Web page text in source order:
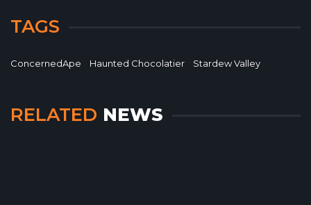
TAGS
ConcernedApe Haunted Chocolatier Stardew Valley
RELATED NEWS